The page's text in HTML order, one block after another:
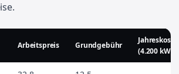
Arbeitspreis Grundgebühr
(4.200 kWh)